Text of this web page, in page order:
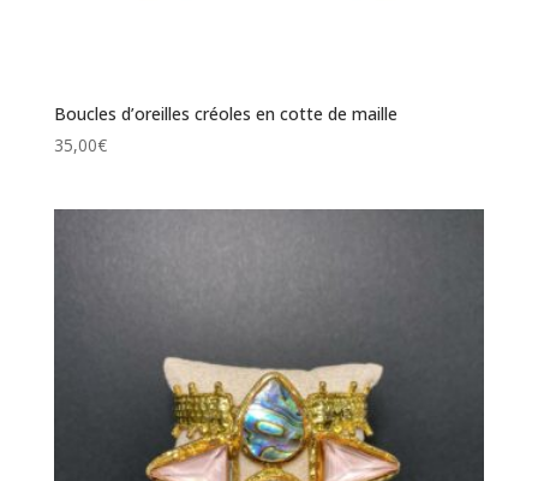
Boucles d’oreilles créoles en cotte de maille
35,00€